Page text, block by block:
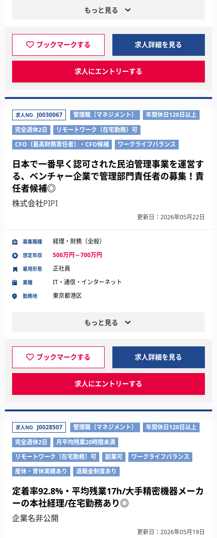
もっと見る
ブックマークする 求人詳細を見る
求人にエントリーする
求人NO. J0030067 管理職（マネジメント）
年間休日120日以上
完全週休2日
リモートワーク（在宅勤務）可
CFO（最高財務責任者）・CFO候補
ワークライフバランス
日本で一番早く認可された民泊管理事業を運営す
る、ベンチャー企業で管理部門責任者の募集！責
任者候補◎
株式会社PIPI
更新日：2026年05月22日
募集職種 経理・財務（全般）
想定年収 500万円～700万円
業種 IT・通信・インターネット
勤務地 東京都港区
雇用形態 正社員
もっと見る
ブックマークする 求人詳細を見る
求人にエントリーする
求人NO. J0028507 管理職（マネジメント）
年間休日120日以上
完全週休2日
月平均残業20時間未満
リモートワーク（在宅勤務）可
副業可
ワークライフバランス
産休・育休実績あり
退職金制度あり
定着率92.8%・平均残業17h/大手精密機器メーカ
ーの本社経理/在宅勤務あり◎
企業名非公開
更新日：2026年05月19日